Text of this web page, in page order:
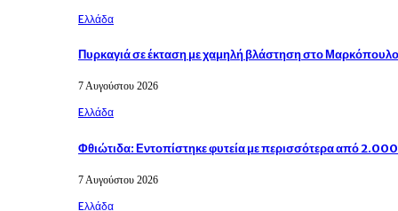
Eλλάδα
Πυρκαγιά σε έκταση με χαμηλή βλάστηση στο
7 Αυγούστου 2026
Eλλάδα
Φθιώτιδα: Εντοπίστηκε φυτεία με περισσότερα από
7 Αυγούστου 2026
Eλλάδα